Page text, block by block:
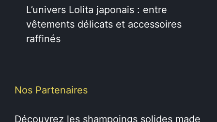
L’univers Lolita japonais : entre
vêtements délicats et accessoires
raffinés
Nos Partenaires
Découvrez les shampoings solides made